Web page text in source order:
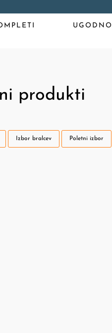
UGODNO
produkti
Izbor bralcev Poletni izbor